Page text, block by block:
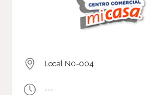
Local N0-004
---